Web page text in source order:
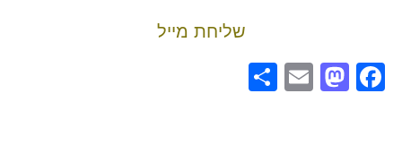
שליחת מייל
Facebook
Mastodon
Email